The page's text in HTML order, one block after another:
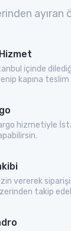
ayıran
içinde
kapına teslim
hizmetiyle
vererek
takip